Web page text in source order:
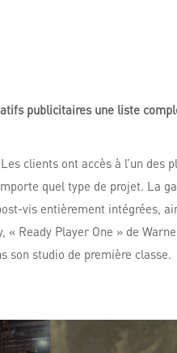
publicitaires une liste
clients ont accès à l’un des
quel type de projet. La
vis entièrement intégrées,
Ready Player One » de
son studio de première classe.